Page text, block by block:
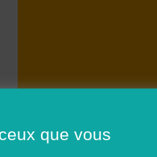
que vous